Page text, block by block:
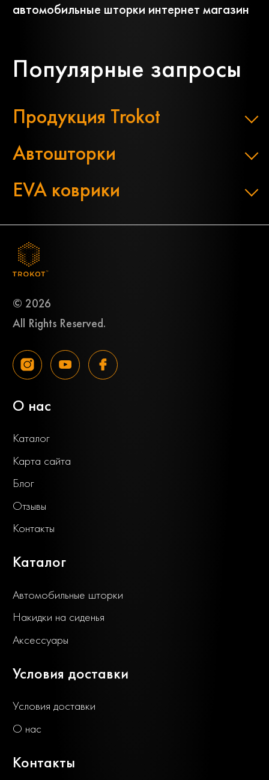
Популярные запросы
Продукция Trokot
Автошторки
EVA коврики
автомобильные шторки интернет магазин
© 2026
All Rights Reserved.
О нас
Каталог
Карта сайта
Блог
Отзывы
Контакты
Каталог
Автомобильные шторки
Накидки на сиденья
Аксессуары
Условия доставки
Условия доставки
О нас
Контакты